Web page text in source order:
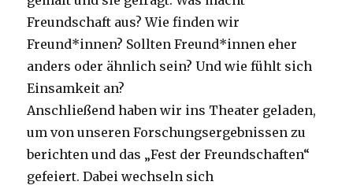
Freundschaft aus? Wie finden wir
Freund*innen? Sollten Freund*innen eher
anders oder ähnlich sein? Und wie fühlt sich
Einsamkeit an?
Anschließend haben wir ins Theater geladen,
um von unseren Forschungsergebnissen zu
berichten und das „Fest der Freundschaften“
gefeiert. Dabei wechseln sich